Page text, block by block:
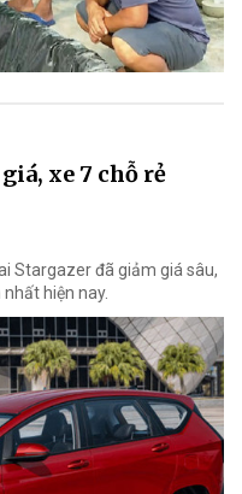
xe 7 chỗ rẻ
Stargazer đã giảm giá sâu,
hiện nay.